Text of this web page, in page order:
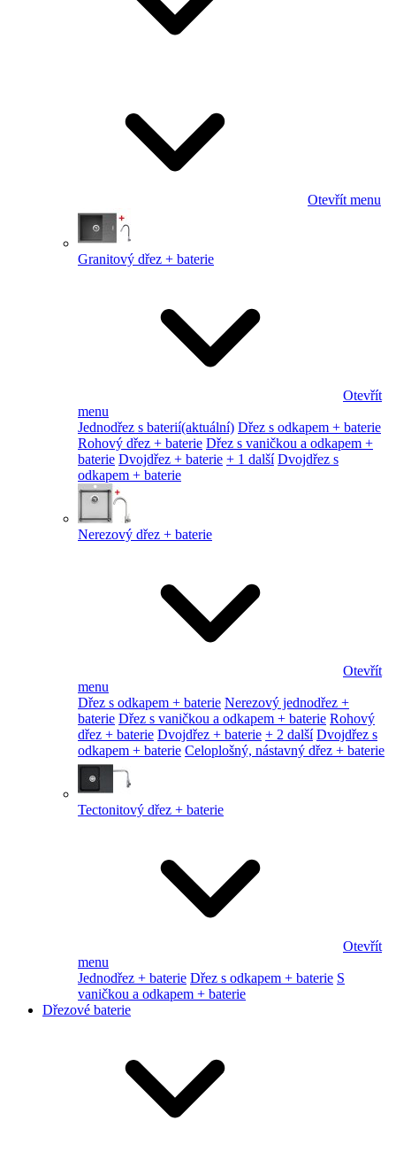
Otevřít menu
Granitový dřez + baterie
Otevřít
menu
Jednodřez s baterií(aktuální) Dřez s odkapem + baterie
Rohový dřez + baterie Dřez s vaničkou a odkapem +
baterie Dvojdřez + baterie + 1 další Dvojdřez s
odkapem + baterie
Nerezový dřez + baterie
Otevřít
menu
Dřez s odkapem + baterie Nerezový jednodřez +
baterie Dřez s vaničkou a odkapem + baterie Rohový
dřez + baterie Dvojdřez + baterie + 2 další Dvojdřez s
odkapem + baterie Celoplošný, nástavný dřez + baterie
Tectonitový dřez + baterie
Otevřít
menu
Jednodřez + baterie Dřez s odkapem + baterie S
vaničkou a odkapem + baterie
Dřezové baterie